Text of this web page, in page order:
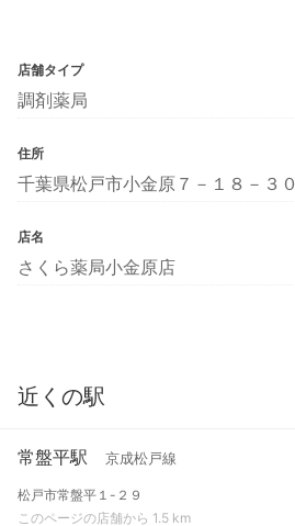
店舗タイプ
調剤薬局
住所
千葉県松戸市小金原７－１８－３０
店名
さくら薬局小金原店
近くの駅
常盤平駅 京成松戸線
松戸市常盤平１-２９
このページの店舗から 1.5 km